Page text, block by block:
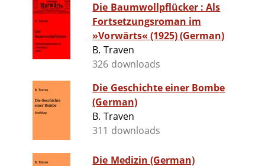
Die Baumwollpflücker : Als
Fortsetzungsroman im
»Vorwärts« (1925) (German)
B. Traven
326 downloads
Die Geschichte einer Bombe
(German)
B. Traven
311 downloads
Die Medizin (German)